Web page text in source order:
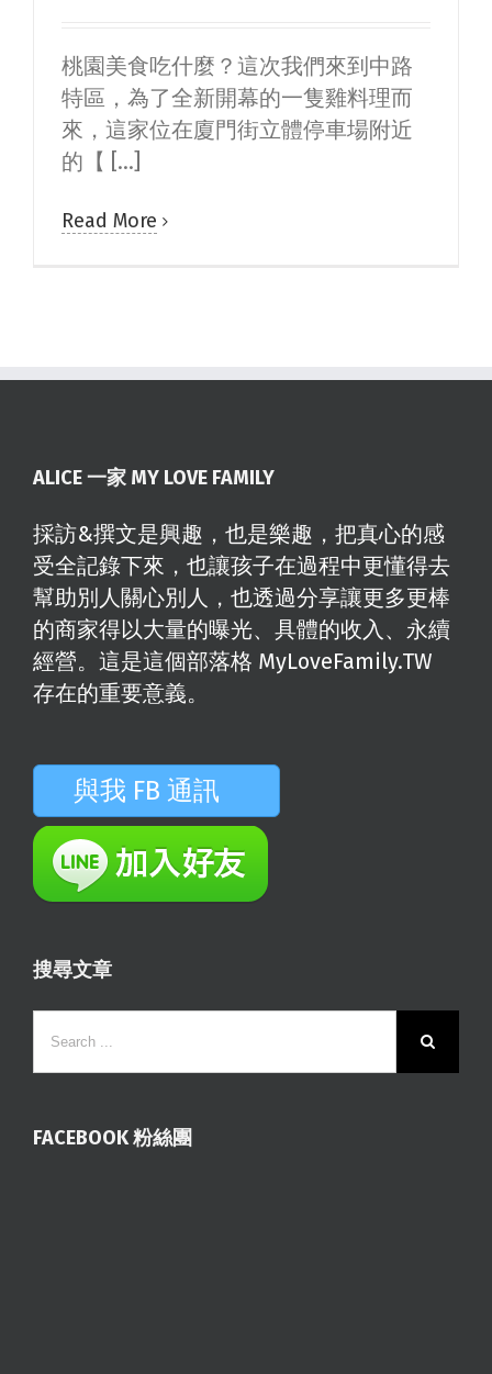
桃園美食吃什麼？這次我們來到中路
特區，為了全新開幕的一隻雞料理而
來，這家位在廈門街立體停車場附近
的【 [...]
Read More
ALICE 一家 MY LOVE FAMILY
採訪&撰文是興趣，也是樂趣，把真心的感
受全記錄下來，也讓孩子在過程中更懂得去
幫助別人關心別人，也透過分享讓更多更棒
的商家得以大量的曝光、具體的收入、永續
經營。這是這個部落格 MyLoveFamily.TW
存在的重要意義。
與我 FB 通訊
搜尋文章
FACEBOOK 粉絲團